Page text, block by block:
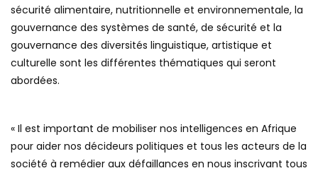
sécurité alimentaire, nutritionnelle et environnementale, la
gouvernance des systèmes de santé, de sécurité et la
gouvernance des diversités linguistique, artistique et
culturelle sont les différentes thématiques qui seront
abordées.
« Il est important de mobiliser nos intelligences en Afrique
pour aider nos décideurs politiques et tous les acteurs de la
société à remédier aux défaillances en nous inscrivant tous